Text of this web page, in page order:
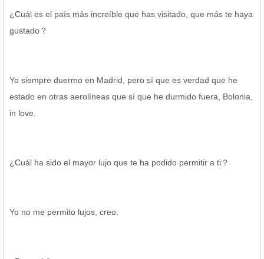
¿Cuál es el país más increíble que has visitado, que más te haya
gustado？
Yo siempre duermo en Madrid, pero sí que es verdad que he
estado en otras aerolíneas que sí que he durmido fuera, Bolonia,
in love.
¿Cuál ha sido el mayor lujo que te ha podido permitir a ti？
Yo no me permito lujos, creo.